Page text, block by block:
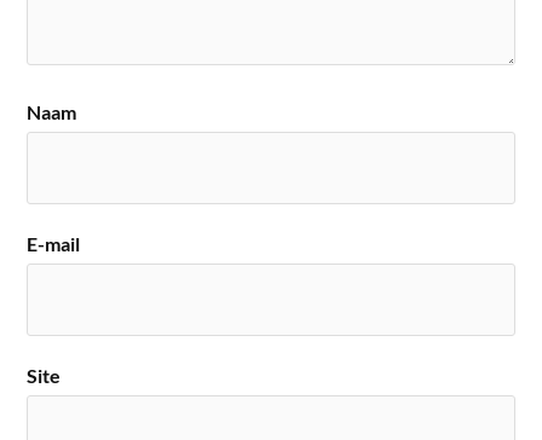
Naam
E-mail
Site